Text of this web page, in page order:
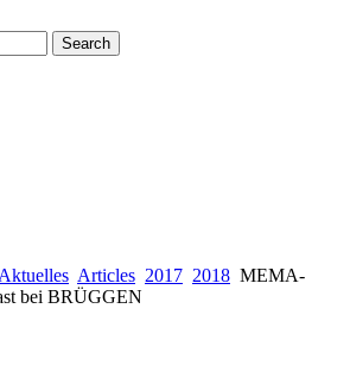
Aktuelles Articles 2017 2018 MEMA-
bei BRÜGGEN